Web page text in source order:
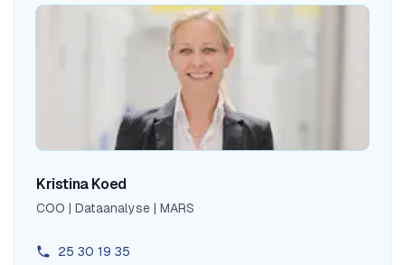
Kristina Koed
COO | Dataanalyse | MARS
25 30 19 35